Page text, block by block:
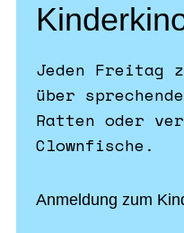
Jeden Freitag
über
Ratten oder
Clownfische.
Anmeldung zum